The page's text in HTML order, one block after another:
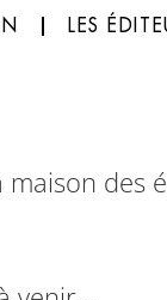
LES
maison des